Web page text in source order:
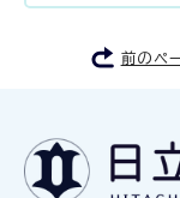
前のペ